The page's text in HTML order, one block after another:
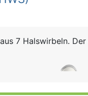
7 Halswirbeln.